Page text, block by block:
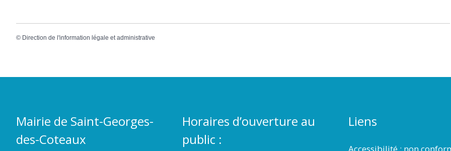
© Direction de l'information légale et administrative
Mairie de Saint-Georges-
des-Coteaux
Horaires d’ouverture au
public :
Liens